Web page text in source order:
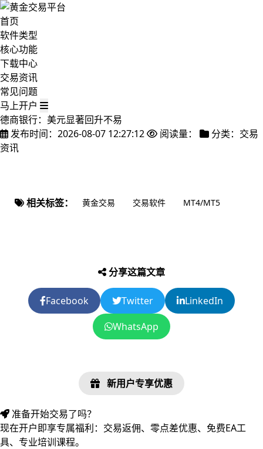
首页
软件类型
核心功能
下载中心
交易资讯
常见问题
马上开户
德商银行：美元显著回升不易
发布时间：2026-08-07 12:27:12
阅读量：
分类：交易
资讯
相关标签： 黄金交易 交易软件 MT4/MT5
分享这篇文章
Facebook Twitter
LinkedIn
WhatsApp
新用户专享优惠
准备开始交易了吗？
现在开户即享专属福利：交易返佣、零点差优惠、免费EA工
具、专业培训课程。